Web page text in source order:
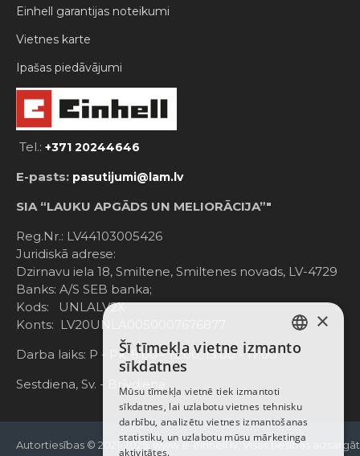
Einhell garantijas noteikumi
Vietnes karte
Ipašas piedāvājumi
Tel.: +371 20244646
E-pasts: pasutijumi@lam.lv
SIA “LAUKU APGĀDS UN MELIORĀCIJA”"
Reg.Nr.: LV44103005426
Juridiskā adrese:
Dzirnavu iela 18, Smiltene, Smiltenes novads, LV-4729
Banks: A/S SEB banka;
Kods: UNLALV2X
Konts: LV20UNLA0050007676877
Darba laiks: P - Pk. 8:00 - 12:00; 13:00 - 17:00
Sestdiena, Sv. - Brīvdiena
Autortiesības © 2021-2025, www.e-einhell.lv, Visas tiesības
LATVIAN
ENGLISH
×
Šī tīmekļa vietne izmanto
sīkdatnes
Mūsu tīmekļa vietnē tiek izmantoti
sīkdatnes, lai uzlabotu vietnes tehnisku
darbību, analizētu vietnes izmantošanas
statistiku, un uzlabotu mūsu mārketinga
aktivitātes.